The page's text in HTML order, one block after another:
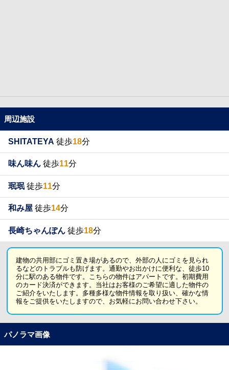
周辺施設
SHITATEYA 徒歩18分
味ん味ん 徒歩11分
珉珉 徒歩11分
和み屋 徒歩14分
長崎ちゃんぽん 徒歩18分
建物の共用部にゴミ置き場があるので、外部の人にゴミを見られ
るなどのトラブルも防げます。通勤やお出かけに便利な、徒歩10
分に駅のある物件です。こちらの物件はアパートです。初期費用
のカード決済ができます。当社はお客様のご希望に適した物件の
ご紹介をいたします。多種多様な物件情報を取り扱い、確かな情
報をご提供をいたしますので、お気軽にお問い合わせ下さい。
パノラマ画像